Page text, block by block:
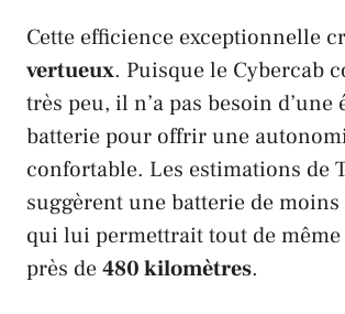
Cette efficience exceptionnelle
vertueux. Puisque le Cybercab
très peu, il n’a pas besoin d’une
batterie pour offrir une
confortable. Les estimations de
suggèrent une batterie de moins
qui lui permettrait tout de même
près de480 kilomètres.